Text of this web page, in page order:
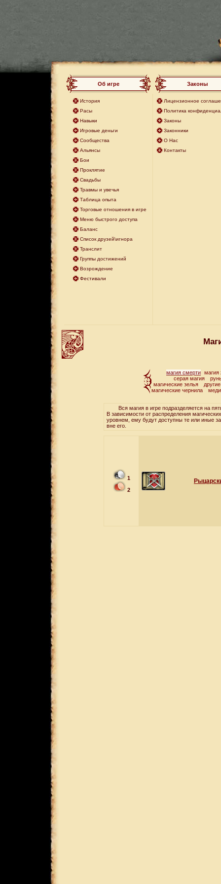
Об игре Законы
История
Расы
Навыки
Игровые деньги
Сообщества
Альянсы
Бои
Проклятие
Свадьбы
Травмы и увечья
Таблица опыта
Торговые отношения в игре
Меню быстрого доступа
Баланс
Список друзей\игнора
Транслит
Группы достижений
Возрождение
Фестивали
Лицензионное
Политика
Законы
Законники
О Нас
Контакты
магия смерти магия
серая магия
магические зелья
магические чернила
Вся магия в игре подразделяется на
В зависимости от распределения
уровнем, ему будут доступны те или иные
вне его.
1
2